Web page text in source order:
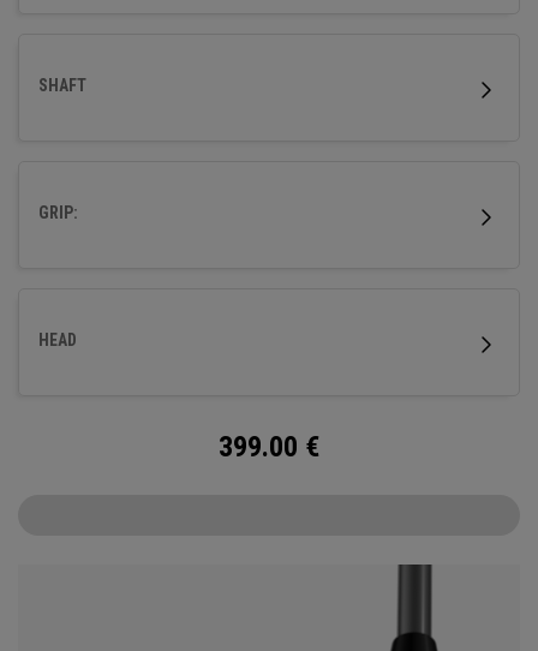
SHAFT
GRIP:
HEAD
399.00 €